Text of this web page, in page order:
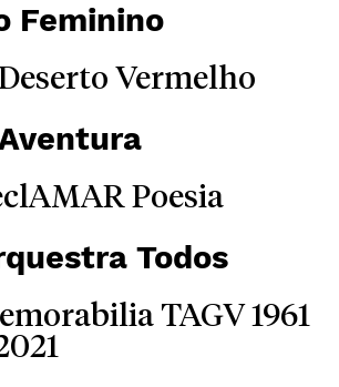
Feminino
Vermelho
Poesia
Todos
TAGV 1961